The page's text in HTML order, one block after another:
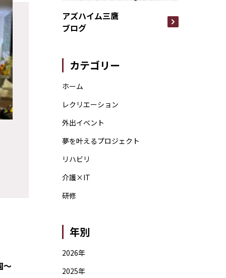
～
アズハイム三鷹
ブログ
カテゴリー
ホーム
レクリエーション
外出イベント
夢を叶えるプロジェクト
リハビリ
介護×IT
研修
年別
2026年
2025年